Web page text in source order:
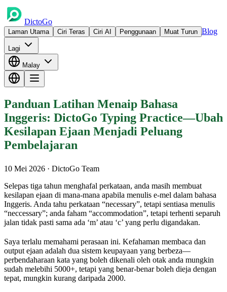
DictoGo
Laman Utama Ciri Teras Ciri AI Penggunaan Muat Turun Blog
Lagi
Malay
Panduan Latihan Menaip Bahasa
Inggeris: DictoGo Typing Practice—Ubah
Kesilapan Ejaan Menjadi Peluang
Pembelajaran
10 Mei 2026 · DictoGo Team
Selepas tiga tahun menghafal perkataan, anda masih membuat
kesilapan ejaan di mana-mana apabila menulis e-mel dalam bahasa
Inggeris. Anda tahu perkataan “necessary”, tetapi sentiasa menulis
“neccessary”; anda faham “accommodation”, tetapi terhenti separuh
jalan tidak pasti sama ada ‘m’ atau ‘c’ yang perlu digandakan.
Saya terlalu memahami perasaan ini. Kefahaman membaca dan
output ejaan adalah dua sistem keupayaan yang berbeza—
perbendaharaan kata yang boleh dikenali oleh otak anda mungkin
sudah melebihi 5000+, tetapi yang benar-benar boleh dieja dengan
tepat, mungkin kurang daripada 2000.